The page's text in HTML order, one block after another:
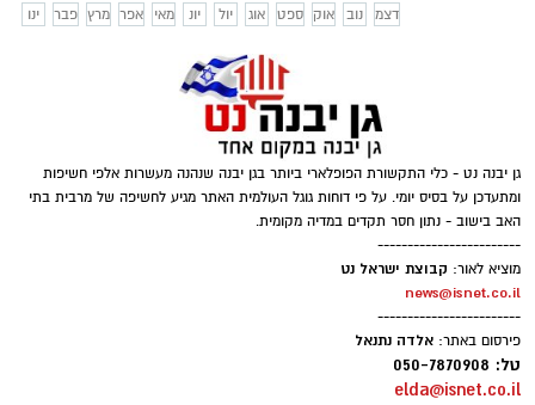
ינו
פבר מרץ אפר מאי יונ יול אוג ספט אוק נוב דצמ
גן יבנה נט - כלי התקשורת הפופלארי ביותר בגן יבנה שנהנה מעשרות אלפי חשיפות
ומתעדכן על בסיס יומי. על פי דוחות גוגל העולמית האתר מגיע לחשיפה של מרבית בתי
האב בישוב - נתון חסר תקדים במדיה מקומית.
------------------------
מוציא לאור: קבוצת ישראל נט
news@isnet.co.il
------------------------
פירסום באתר: אלדה נתנאל
טל: 050-7870908
elda@isnet.co.il